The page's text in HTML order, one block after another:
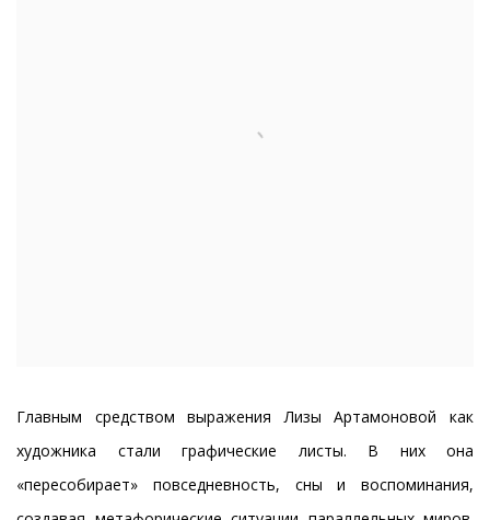
Главным средством выражения Лизы Артамоновой как
художника стали графические листы. В них она
«пересобирает» повседневность, сны и воспоминания,